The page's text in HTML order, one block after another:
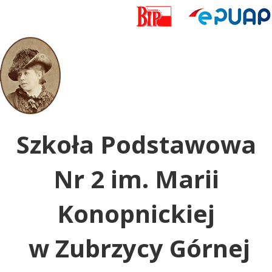
zawiera
system
dostępności.
Szkoła Podstawowa
Nr 2 im. Marii
Konopnickiej
w Zubrzycy Górnej